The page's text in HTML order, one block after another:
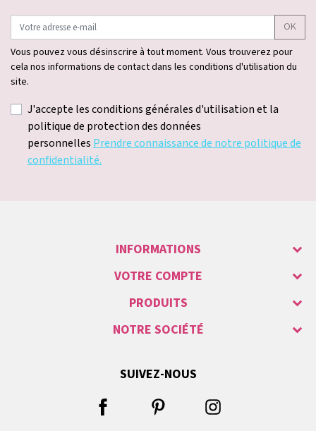
OK
Vous pouvez vous désinscrire à tout moment. Vous trouverez pour
cela nos informations de contact dans les conditions d'utilisation du
site.
J'accepte les conditions générales d'utilisation et la
politique de protection des données
personnelles Prendre connaissance de notre politique de
confidentialité.
INFORMATIONS
VOTRE COMPTE
PRODUITS
NOTRE SOCIÉTÉ
SUIVEZ-NOUS